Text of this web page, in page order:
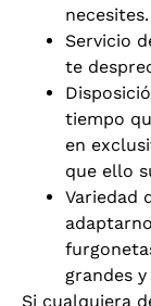
necesites.
Servicio
te
tiempo
en
que ello
Variedad
grandes
Si cualquiera